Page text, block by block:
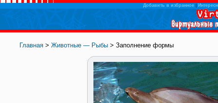
Добавить в избранное|
Главная > Животные — Рыбы > Заполнение формы